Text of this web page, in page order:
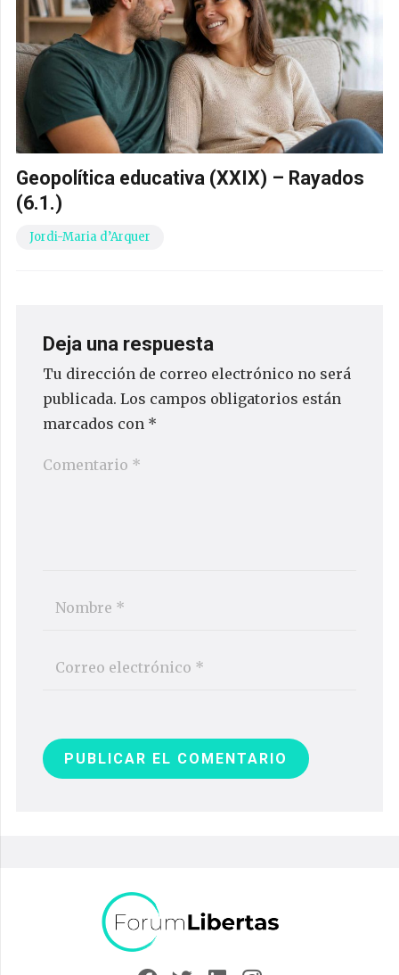
Geopolítica educativa (XXIX) – Rayados
(6.1.)
Jordi-Maria d’Arquer
Deja una respuesta
Tu dirección de correo electrónico no será
publicada. Los campos obligatorios están
marcados con *
PUBLICAR EL COMENTARIO